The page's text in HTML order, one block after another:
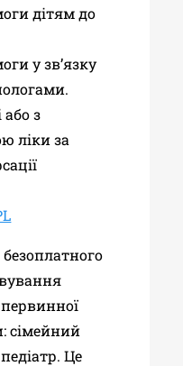
дітям до
у зв’язку
з
ліки за
сімейний
Це